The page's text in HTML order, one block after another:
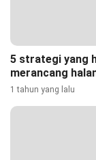
5 strategi yang
merancang
1 tahun yang lalu